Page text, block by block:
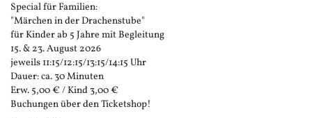
Special für Familien:
"Märchen in der Drachenstube"
für Kinder ab 5 Jahre mit Begleitung
15. & 23. August 2026
jeweils 11:15/12:15/13:15/14:15 Uhr
Dauer: ca. 30 Minuten
Erw. 5,00 € / Kind 3,00 €
Buchungen über den Ticketshop!